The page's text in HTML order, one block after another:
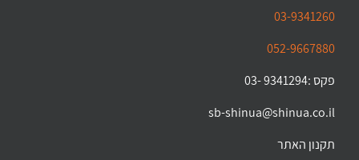
03-9341260
052-9667880
פקס :9341294 -03
sb-shinua@shinua.co.il
תקנון האתר